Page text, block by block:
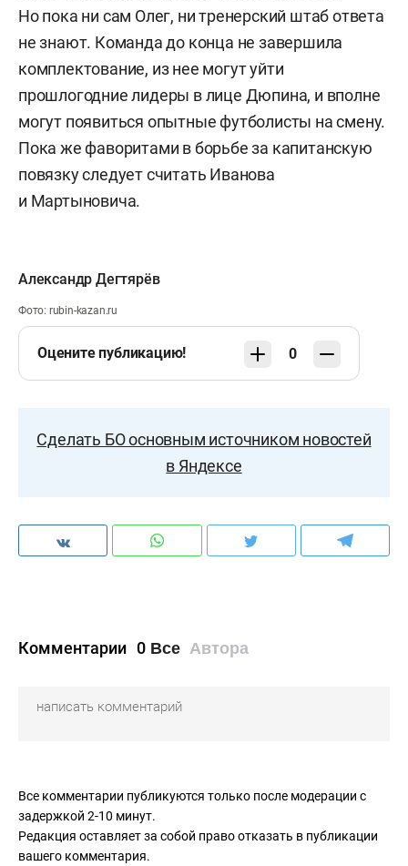
Но пока ни сам Олег, ни тренерский штаб ответа
не знают. Команда до конца не завершила
комплектование, из нее могут уйти
прошлогодние лидеры в лице Дюпина, и вполне
могут появиться опытные футболисты на смену.
Пока же фаворитами в борьбе за капитанскую
повязку следует считать Иванова
и Мартыновича.
Александр Дегтярёв
Фото: rubin-kazan.ru
Оцените публикацию! 0
Сделать БО основным источником новостей
в Яндексе
Комментарии 0 Все Автора
Все комментарии публикуются только после модерации с
задержкой 2-10 минут.
Редакция оставляет за собой право отказать в публикации
вашего комментария.